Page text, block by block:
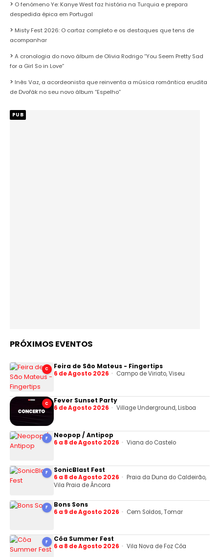
O fenómeno Ye: Kanye West faz história na Turquia e prepara
despedida épica em Portugal
Misty Fest 2026: O cartaz completo e os destaques que tens de
acompanhar
A cronologia do novo álbum de Olivia Rodrigo “You Seem Pretty Sad
for a Girl So in Love”
Inês Vaz, a acordeonista que reinventa a música romântica erudita
de Dvořák no seu novo álbum “Espelho”
PUB
PRÓXIMOS EVENTOS
C Feira de São Mateus - Fingertips
6 de Agosto 2026 Campo de Viriato, Viseu
C Fever Sunset Party
6 de Agosto 2026 Village Underground, Lisboa
F Neopop / Antipop
6 a 8 de Agosto 2026 Viana do Castelo
F SonicBlast Fest
6 a 8 de Agosto 2026
Praia da Duna do Caldeirão,
Vila Praia de Âncora
F Bons Sons
6 a 9 de Agosto 2026 Cem Soldos, Tomar
F Côa Summer Fest
6 a 8 de Agosto 2026 Vila Nova de Foz Côa